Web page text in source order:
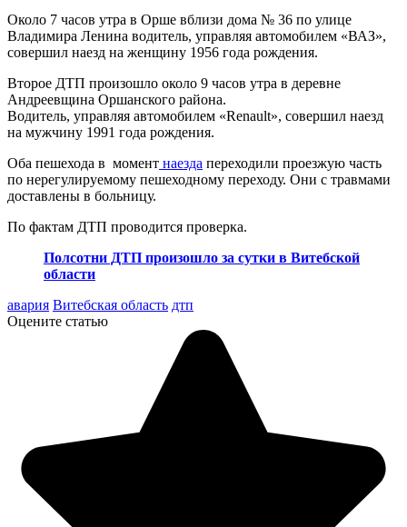
Около 7 часов утра в Орше вблизи дома № 36 по улице
Владимира Ленина водитель, управляя автомобилем «ВАЗ»,
совершил наезд на женщину 1956 года рождения.
Второе ДТП произошло около 9 часов утра в деревне
Андреевщина Оршанского района.
Водитель, управляя автомобилем «Renault», совершил наезд
на мужчину 1991 года рождения.
Оба пешехода в момент наезда переходили проезжую часть
по нерегулируемому пешеходному переходу. Они с травмами
доставлены в больницу.
По фактам ДТП проводится проверка.
Полсотни ДТП произошло за сутки в Витебской
области
авария Витебская область дтп
Оцените статью